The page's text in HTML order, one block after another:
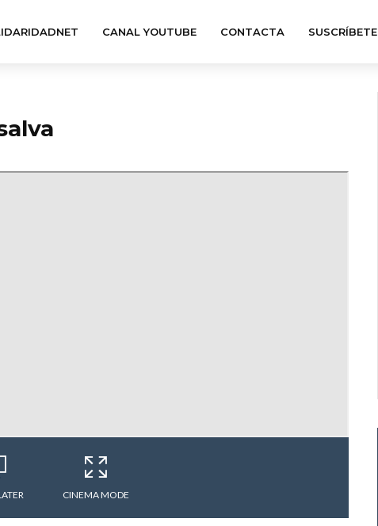
CANAL YOUTUBE CONTACTA SUSCRÍBETE
CINEMA MODE